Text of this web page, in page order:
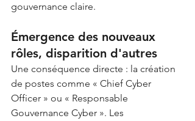
gouvernance claire.
Émergence des nouveaux
rôles, disparition d'autres
Une conséquence directe : la création
de postes comme « Chief Cyber
Officer » ou « Responsable
Gouvernance Cyber ». Les